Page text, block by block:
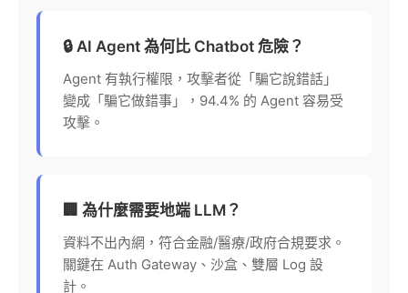
🔒 AI Agent 為何比 Chatbot 危險？
Agent 有執行權限，攻擊者從「騙它說錯話」
變成「騙它做錯事」，94.4% 的 Agent 容易受
攻擊。
🏢 為什麼需要地端 LLM？
資料不出內網，符合金融/醫療/政府合規要求。
關鍵在 Auth Gateway、沙盒、雙層 Log 設
計。